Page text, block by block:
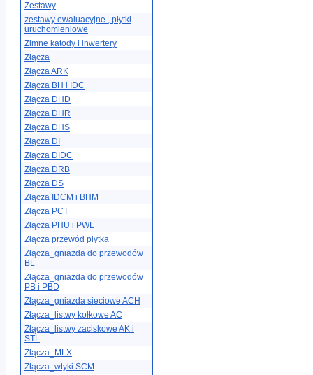
Zestawy
zestawy ewaluacyjne , płytki
uruchomieniowe
Zimne katody i inwertery
Złącza
Złącza ARK
Złącza BH i IDC
Złącza DHD
Złącza DHR
Złącza DHS
Złącza DI
Złącza DIDC
Złącza DRB
Złącza DS
Złącza IDCM i BHM
Złącza PCT
Złącza PHU i PWL
Złącza przewód płytka
Złącza_gniazda do przewodów
BL
Złącza_gniazda do przewodów
PB i PBD
Złącza_gniazda sieciowe ACH
Złącza_listwy kołkowe AC
Złącza_listwy zaciskowe AK i
STL
Złącza_MLX
Złącza_wtyki SCM